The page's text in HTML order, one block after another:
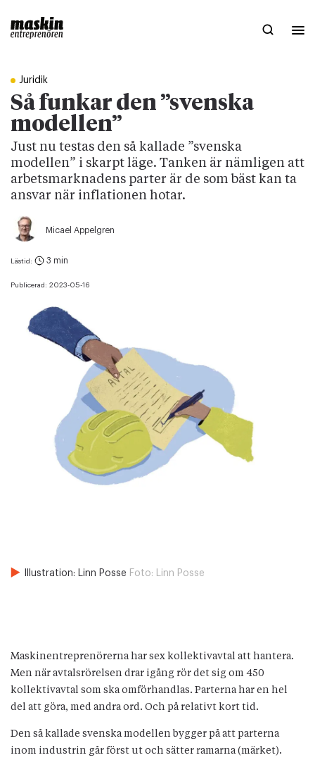
Juridik
Så funkar den ”svenska
modellen”
Just nu testas den så kallade ”svenska
modellen” i skarpt läge. Tanken är nämligen att
arbetsmarknadens parter är de som bäst kan ta
ansvar när inflationen hotar.
Micael Appelgren
Publicerad: 2023-05-16
Lästid: 3 min
Illustration: Linn Posse Foto: Linn Posse
Maskinentreprenörerna har sex kollektivavtal att hantera.
Men när avtalsrörelsen drar igång rör det sig om 450
kollektivavtal som ska omförhandlas. Parterna har en hel
del att göra, med andra ord. Och på relativt kort tid.
Den så kallade svenska modellen bygger på att parterna
inom industrin går först ut och sätter ramarna (märket).